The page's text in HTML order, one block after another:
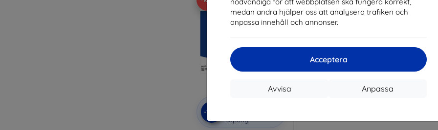
medan andra hjälper oss att analysera trafiken och
anpassa innehåll och annonser.
Acceptera
Anpassa
Avvisa
-10%
kupong